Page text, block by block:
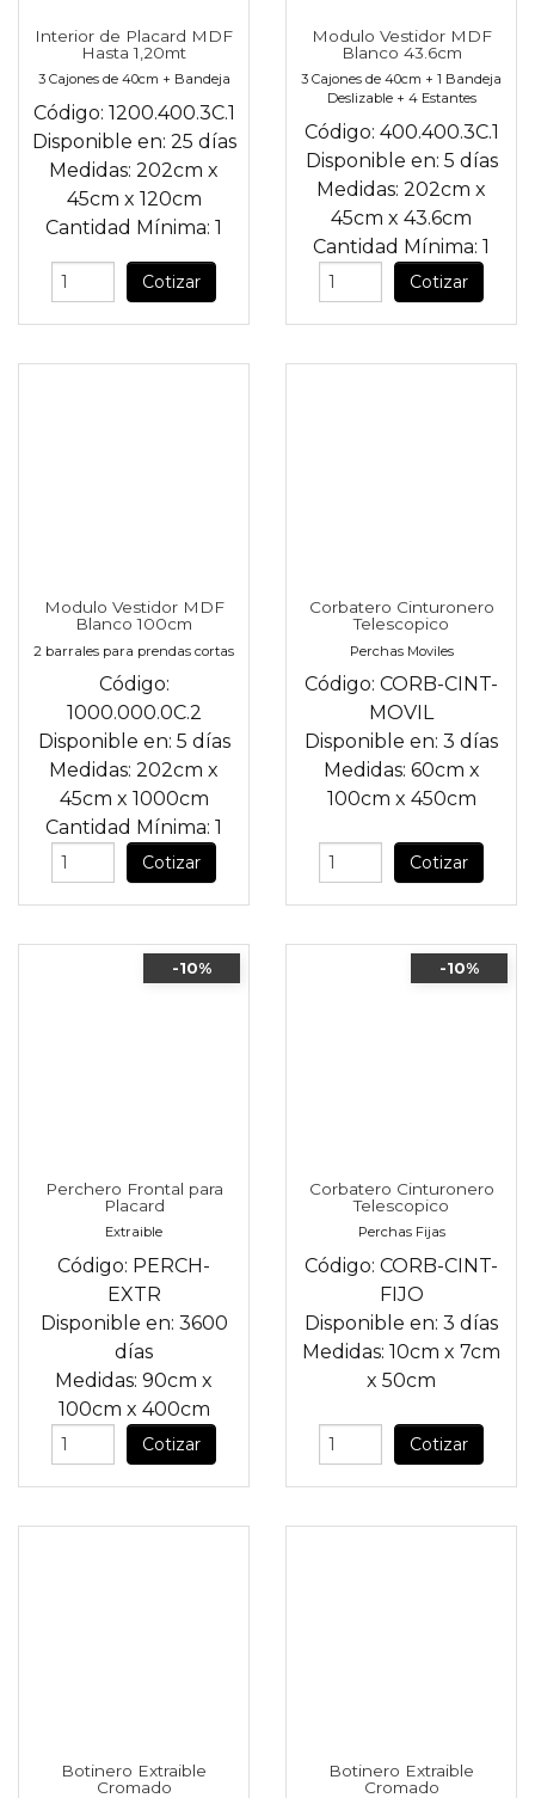
Interior de Placard MDF
Hasta 1,20mt
3 Cajones de 40cm + Bandeja
Código: 1200.400.3C.1
Disponible en: 25 días
Medidas: 202cm x
45cm x 120cm
Cantidad Mínima: 1
Cotizar
Modulo Vestidor MDF
Blanco 43.6cm
3 Cajones de 40cm + 1 Bandeja
Deslizable + 4 Estantes
Código: 400.400.3C.1
Disponible en: 5 días
Medidas: 202cm x
45cm x 43.6cm
Cantidad Mínima: 1
Cotizar
Modulo Vestidor MDF
Blanco 100cm
2 barrales para prendas cortas
Código:
1000.000.0C.2
Disponible en: 5 días
Medidas: 202cm x
45cm x 1000cm
Cantidad Mínima: 1
Cotizar
Corbatero Cinturonero
Telescopico
Perchas Moviles
Código: CORB-CINT-
MOVIL
Disponible en: 3 días
Medidas: 60cm x
100cm x 450cm
Cotizar
-10%
Perchero Frontal para
Placard
Extraible
Código: PERCH-
EXTR
Disponible en: 3600
días
Medidas: 90cm x
100cm x 400cm
Cotizar
-10%
Corbatero Cinturonero
Telescopico
Perchas Fijas
Código: CORB-CINT-
FIJO
Disponible en: 3 días
Medidas: 10cm x 7cm
x 50cm
Cotizar
Botinero Extraible
Cromado
Botinero Extraible
Cromado